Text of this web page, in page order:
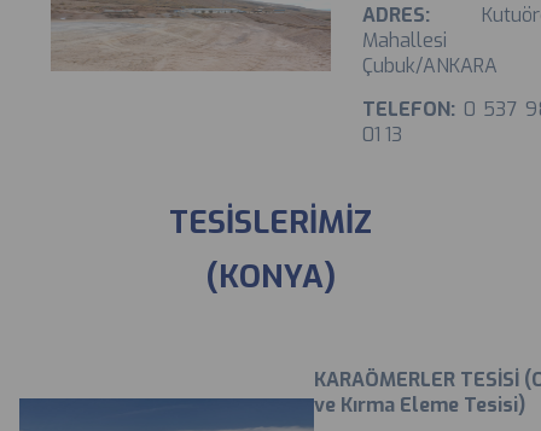
ADRES:
Mahallesi
Çubuk/ANKARA
TELEFON: 0 537
01 13
TESİSLERİMİZ
(KONYA)
KARAÖMERLER TESİSİ
ve Kırma Eleme Tesisi)